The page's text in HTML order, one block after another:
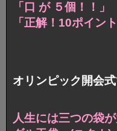
「口 が ５個！！」
「正解！10ポイ
オリンピック開会
人生には三つの袋